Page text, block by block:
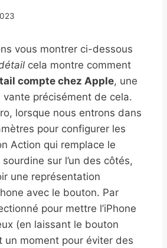
vous montrer ci-dessous
cela montre comment
compte chez Apple, une
vante précisément de cela.
lorsque nous entrons dans
pour configurer les
Action qui remplace le
sur l’un des côtés,
une représentation
avec le bouton. Par
pour mettre l’iPhone
(en laissant le bouton
un moment pour éviter des